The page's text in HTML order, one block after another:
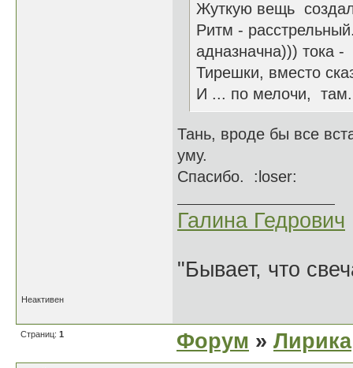
Жуткую вещь
Ритм -
адназначна))) тока -
Тирешки, вместо
И ... по мелочи,
Тань, вроде бы все
уму.
Спасибо. :loser:
Галина Гедрович
"Бывает, что
Неактивен
Страниц: 1 Форум » Лирика